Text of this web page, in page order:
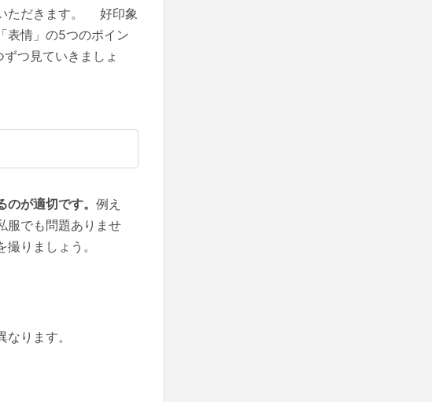
ただきます。 好印象
表情」の5つのポイン
つ見ていきましょ
が適切です。 例え
服でも問題ありませ
りましょう。
ります。